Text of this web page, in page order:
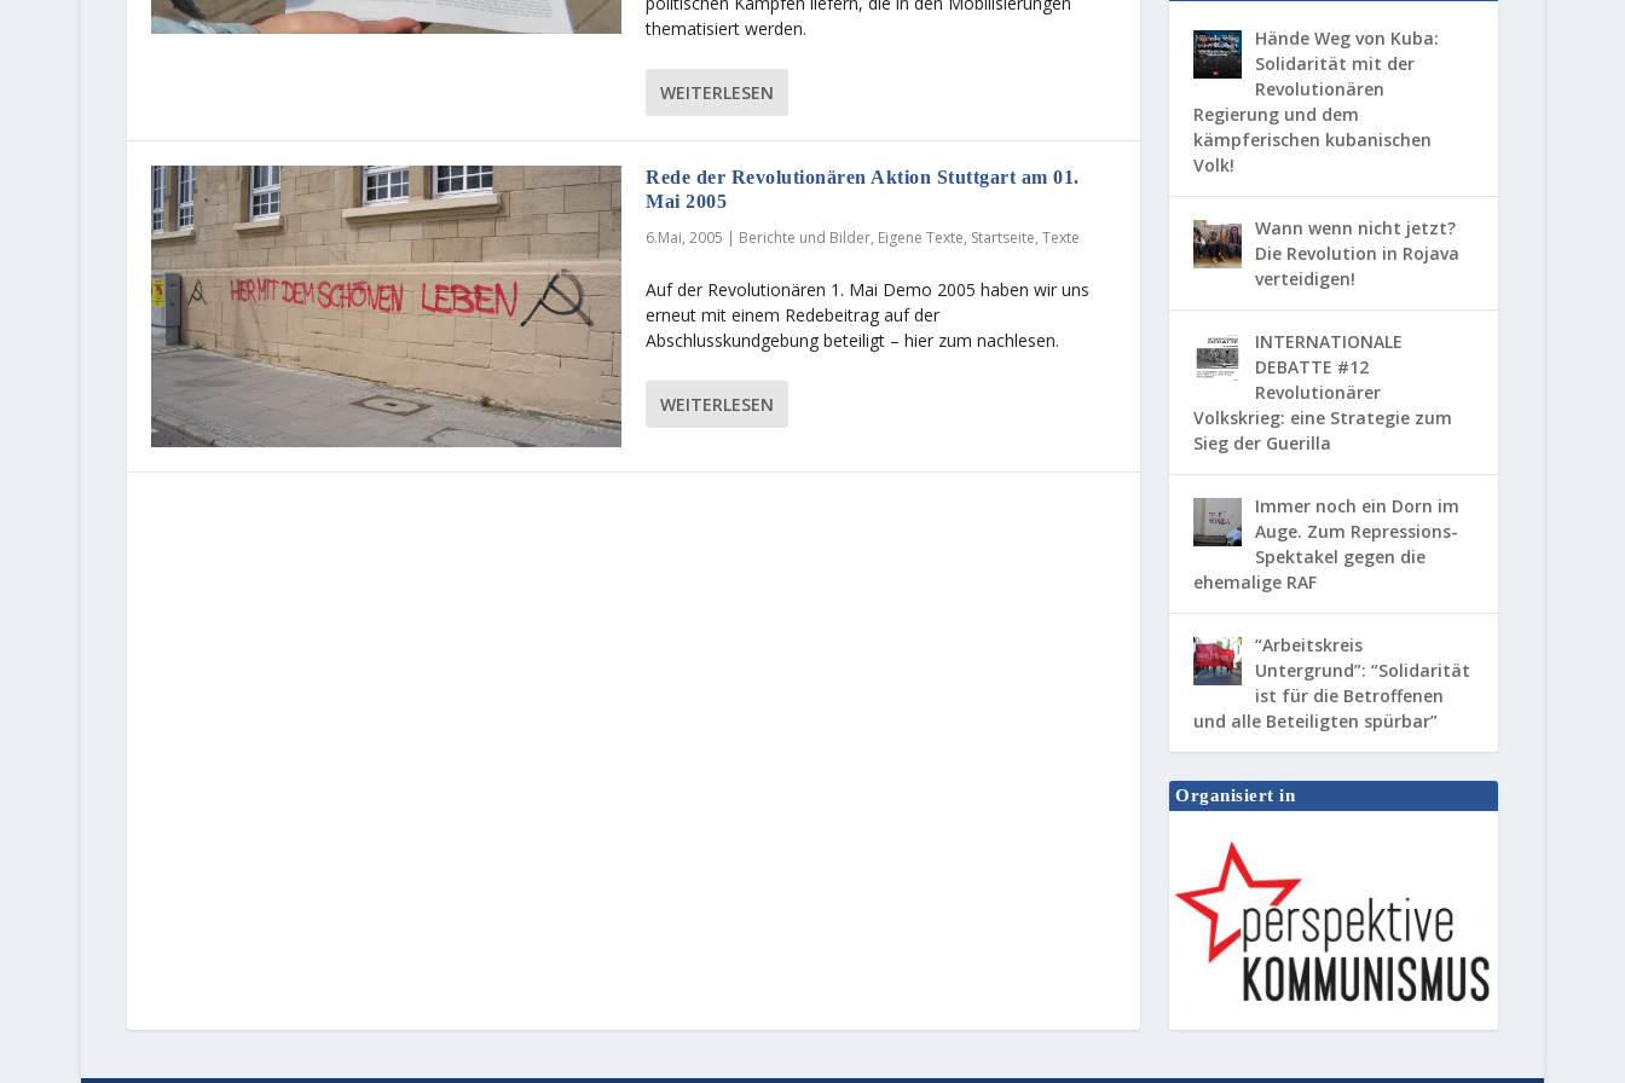
thematisiert werden.
WEITERLESEN
Rede der Revolutionären Aktion Stuttgart am 01.
Mai 2005
6.Mai, 2005 | Berichte und Bilder, Eigene Texte, Startseite,Texte
Auf der Revolutionären 1. Mai Demo 2005 haben wir uns
erneut mit einem Redebeitrag auf der
Abschlusskundgebung beteiligt – hier zum nachlesen.
WEITERLESEN
Hände Weg von Kuba:
Solidarität mit der
Revolutionären
Regierung und dem
kämpferischen kubanischen
Volk!
Wann wenn nicht jetzt?
Die Revolution in Rojava
verteidigen!
INTERNATIONALE
DEBATTE #12
Revolutionärer
Volkskrieg: eine Strategie zum
Sieg der Guerilla
Immer noch ein Dorn im
Auge. Zum Repressions-
Spektakel gegen die
ehemalige RAF
“Arbeitskreis
Untergrund”: “Solidarität
ist für die Betroffenen
und alle Beteiligten spürbar”
Organisiert in